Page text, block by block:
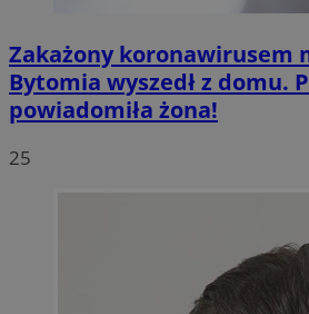
Zakażony koronawirusem
Bytomia wyszedł z domu.
powiadomiła żona!
25